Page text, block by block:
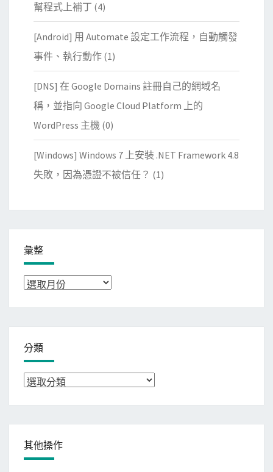
幫程式上補丁 (4)
[Android] 用 Automate 設定工作流程，自動觸發
事件、執行動作 (1)
[DNS] 在 Google Domains 註冊自己的網域名
稱，並指向 Google Cloud Platform 上的
WordPress 主機 (0)
[Windows] Windows 7 上安裝 .NET Framework 4.8
失敗，因為憑證不被信任？ (1)
彙整
彙
分類
分
其他操作